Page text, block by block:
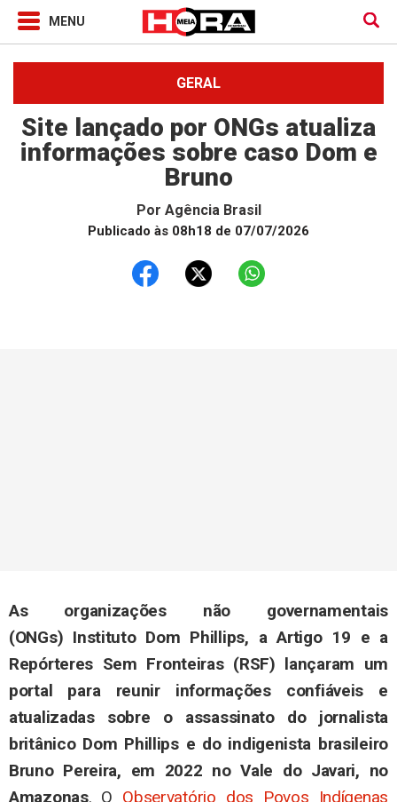
GERAL
Site lançado por ONGs atualiza
informações sobre caso Dom e
Bruno
Por Agência Brasil
Publicado às 08h18 de 07/07/2026
As organizações não governamentais
(ONGs) Instituto Dom Phillips, a Artigo 19 e a
Repórteres Sem Fronteiras (RSF) lançaram um
portal para reunir informações confiáveis e
atualizadas sobre o assassinato do jornalista
britânico Dom Phillips e do indigenista brasileiro
Bruno Pereira, em 2022 no Vale do Javari, no
Amazonas. O Observatório dos Povos Indígenas